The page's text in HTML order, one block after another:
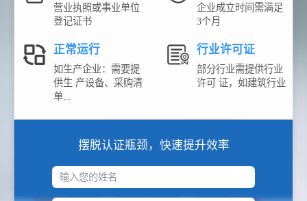
营业执照或事业单位
登记证书
企业成立时间需满足
3个月
正常运行
如生产企业：需要提
供生 产设备、采购清
单...
行业许可证
部分行业需提供行业
许可 证，如建筑行业
摆脱认证瓶颈，快速提升效率
输入您的姓名